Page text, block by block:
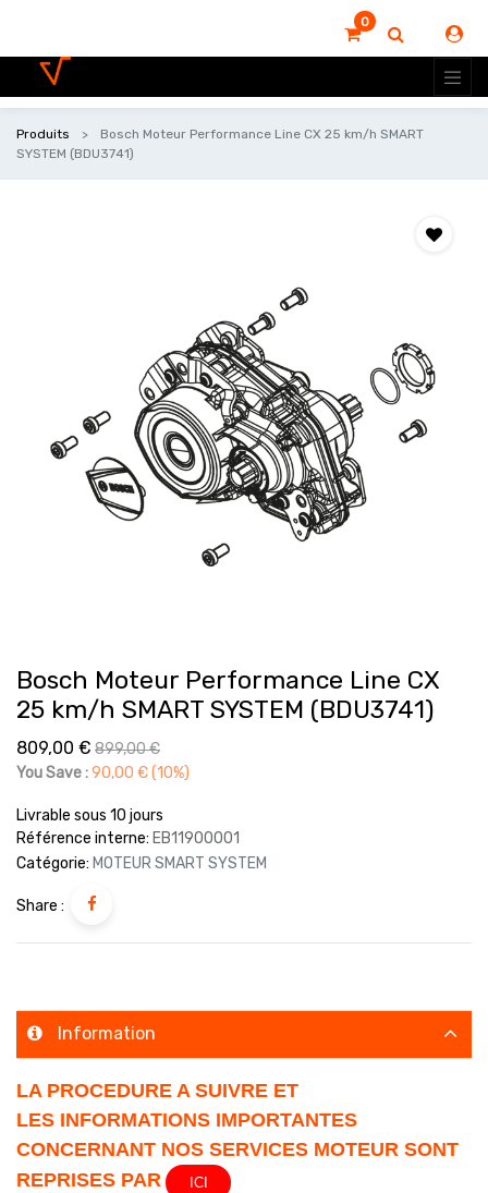
0
Produits
Bosch Moteur Performance Line CX 25 km/h SMART
SYSTEM (BDU3741)
Bosch Moteur Performance Line CX
25 km/h SMART SYSTEM (BDU3741)
809,00 € 899,00€
You Save :90,00 €(10%)
Livrable sous 10 jours
Référence interne: EB11900001
Catégorie: MOTEUR SMART SYSTEM
Share :
Information
LA PROCEDURE A SUIVRE ET
LES INFORMATIONS IMPORTANTES
CONCERNANT NOS SERVICES MOTEUR SONT
REPRISES PAR
ICI